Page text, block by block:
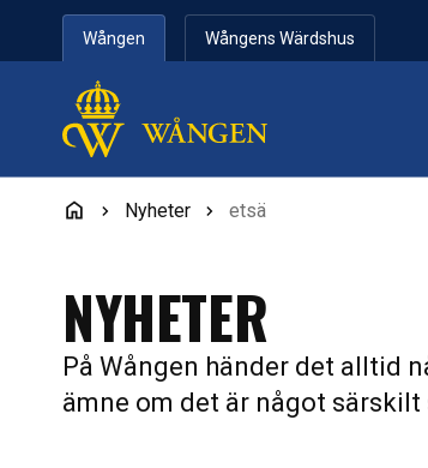
Hoppa till innehåll
Wången Wångens Wärdshus
Nyheter etsä
NYHETER
På Wången händer det alltid
ämne om det är något